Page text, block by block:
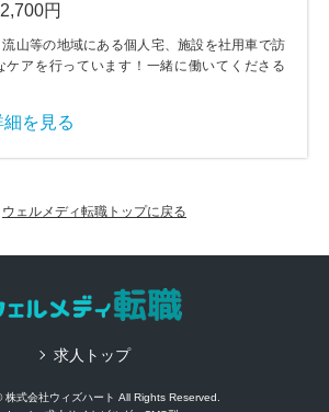
円
山等の地域にある個人宅、施設を社用車で訪
ケアを行っています！一緒に働いてくださる
を見る
ウェルメディ転職トップに戻る
求人トップ
式会社ウィズハート All Rights Reserved.